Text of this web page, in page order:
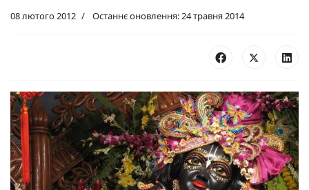
08 лютого 2012 Останнє оновлення: 24 травня 2014